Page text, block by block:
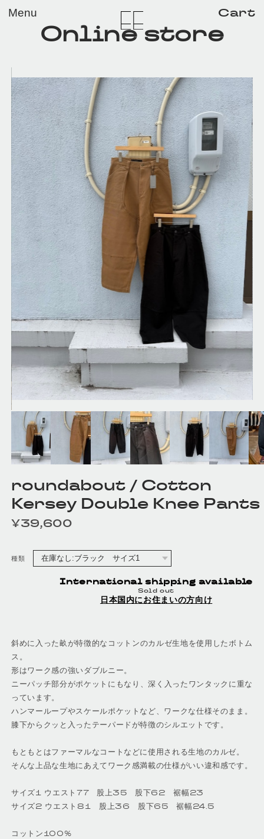
Online store
Menu Cart
roundabout / Cotton
Kersey Double Knee Pants
定価
¥39,600
種類
International shipping available
Sold out
日本国内にお住まいの方向け
斜めに入った畝が特徴的なコットンのカルゼ生地を使用したボトム
ス。
形はワーク感の強いダブルニー。
ニーパッチ部分がポケットにもなり、深く入ったワンタックに重な
っています。
ハンマーループやスケールポケットなど、ワークな仕様そのまま。
膝下からクッと入ったテーパードが特徴のシルエットです。
もともとはファーマルなコートなどに使用される生地のカルゼ。
そんな上品な生地にあえてワーク感満載の仕様がいい違和感です。
サイズ1 ウエスト77 股上35 股下62 裾幅23
サイズ2 ウエスト81 股上36 股下65 裾幅24.5
コットン100%